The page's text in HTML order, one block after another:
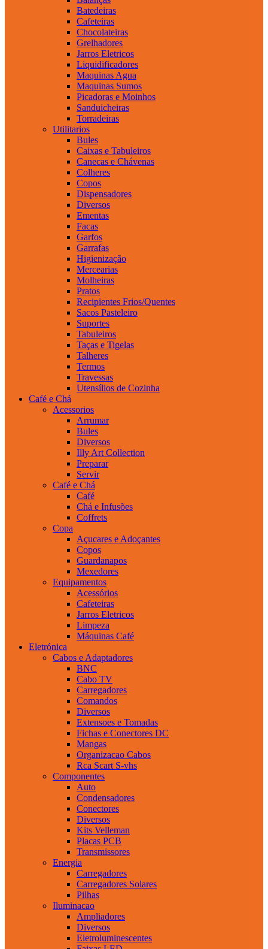
Batedeiras
Cafeteiras
Chocolateiras
Grelhadores
Jarros Eletricos
Liquidificadores
Maquinas Agua
Maquinas Sumos
Picadoras e Moinhos
Sanduicheiras
Torradeiras
Utilitarios
Bules
Caixas e Tabuleiros
Canecas e Chávenas
Colheres
Copos
Dispensadores
Diversos
Ementas
Facas
Garfos
Garrafas
Higienização
Mercearias
Molheiras
Pratos
Recipientes Frios/Quentes
Sacos Pasteleiro
Suportes
Tabuleiros
Taças e Tigelas
Talheres
Termos
Travessas
Utensílios de Cozinha
Café e Chá
Acessorios
Arrumar
Bules
Diversos
Illy Art Collection
Preparar
Servir
Café e Chá
Café
Chá e Infusões
Coffrets
Copa
Açucares e Adoçantes
Copos
Guardanapos
Mexedores
Equipamentos
Acessórios
Cafeteiras
Jarros Eletricos
Limpeza
Máquinas Café
Eletrónica
Cabos e Adaptadores
BNC
Cabo TV
Carregadores
Comandos
Diversos
Extensoes e Tomadas
Fichas e Conectores DC
Mangas
Organizacao Cabos
Rca Scart S-vhs
Componentes
Auto
Condensadores
Conectores
Diversos
Kits Velleman
Placas PCB
Transmissores
Energia
Carregadores
Carregadores Solares
Pilhas
Iluminacao
Ampliadores
Diversos
Eletroluminescentes